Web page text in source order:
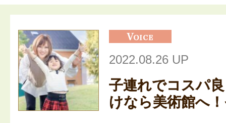
2022.08.26 UP
子連れでコスパ
けなら美術館へ